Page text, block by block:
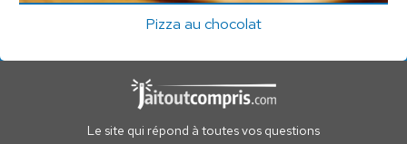
Pizza au chocolat
Le site qui répond à toutes vos questions